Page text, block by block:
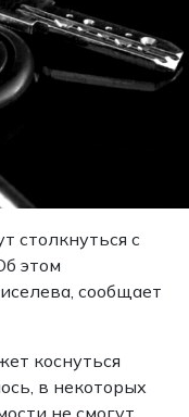
столкнуться с
этом
сообщает
коснуться
в некоторых